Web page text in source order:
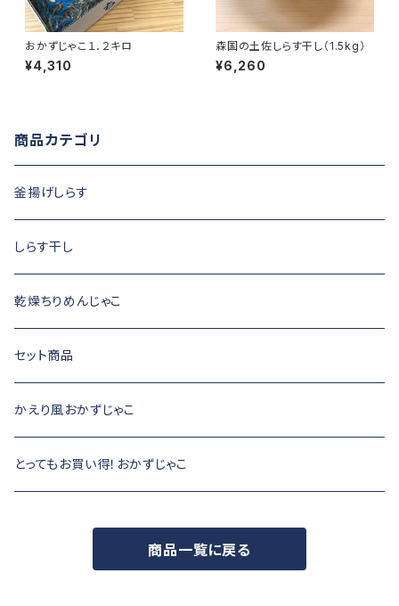
おかずじゃこ１．２キロ
¥4,310
森国の土佐しらす干し（1.5kg）
¥6,260
商品カテゴリ
釜揚げしらす
しらす干し
乾燥ちりめんじゃこ
セット商品
かえり風おかずじゃこ
とってもお買い得！おかずじゃこ
商品一覧に戻る